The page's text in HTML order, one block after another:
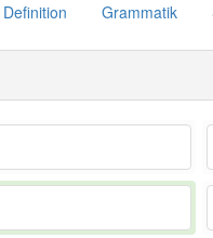
Definition Grammatik